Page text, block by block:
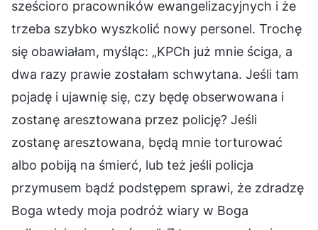
sześcioro pracowników ewangelizacyjnych i że
trzeba szybko wyszkolić nowy personel. Trochę
się obawiałam, myśląc: „KPCh już mnie ściga, a
dwa razy prawie zostałam schwytana. Jeśli tam
pojadę i ujawnię się, czy będę obserwowana i
zostanę aresztowana przez policję? Jeśli
zostanę aresztowana, będą mnie torturować
albo pobiją na śmierć, lub też jeśli policja
przymusem bądź podstępem sprawi, że zdradzę
Boga wtedy moja podróż wiary w Boga